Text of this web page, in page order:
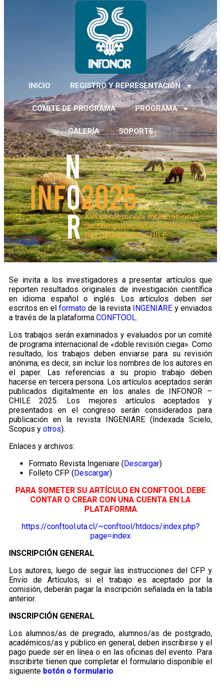
INICIO REGISTRO Y REPRESENTACIÓN
COMITE DE PROGRAMA PROGRAMA
GALERÍA SOPORTE
Se invita a los investigadores a presentar artículos que
reporten resultados originales de investigación científica
en idioma español o inglés. Los artículos deben ser
escritos en el formato de la revista INGENIARE y enviados
a través de la plataforma CONFTOOL.
Los trabajos serán examinados y evaluados por un comité
de programa internacional de «doble revisión ciega». Como
resultado, los trabajos deben enviarse para su revisión
anónima, es decir, sin incluir los nombres de los autores en
el paper. Las referencias a su propio trabajo deben
hacerse en tercera persona. Los artículos aceptados serán
publicados digitalmente en los anales de INFONOR –
CHILE 2025. Los mejores artículos aceptados y
presentados en el congreso serán considerados para
publicación en la revista INGENIARE (Indexada Scielo,
Scopus y otros).
Enlaces y archivos:
Formato Revista Ingeniare (Descargar)
Folleto CFP (Descargar)
PARA SOMETER SU ARTÍCULO EN CONFTOOL DEBE
CONTAR O CREAR CON UNA CUENTA EN LA
PLATAFORMA
https://conftool.uta.cl/~conftool/htdocs/index.php?
page=index
INSCRIPCIÓN GENERAL
Los autores, luego de seguir las instrucciones del CFP y
Envío de Artículos, si el trabajo es aceptado por la
comisión, deberán pagar la inscripción señalada en la tabla
anterior.
INSCRIPCIÓN GENERAL
Los alumnos/as de pregrado, alumnos/as de postgrado,
académicos/as y público en general, deben inscribirse y el
pago puede ser en línea o en las oficinas del evento. Para
inscribirte tienen que completar el formulario disponible el
siguiente botón o formulario